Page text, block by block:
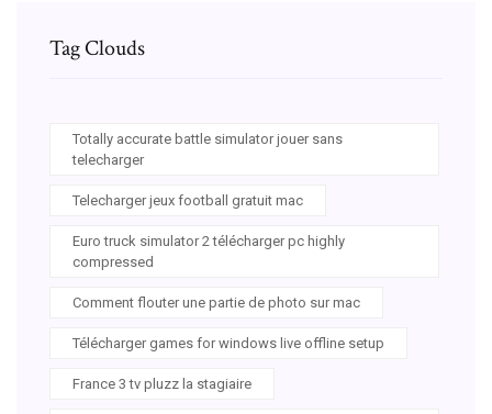
Tag Clouds
Totally accurate battle simulator jouer sans
telecharger
Telecharger jeux football gratuit mac
Euro truck simulator 2 télécharger pc highly
compressed
Comment flouter une partie de photo sur mac
Télécharger games for windows live offline setup
France 3 tv pluzz la stagiaire